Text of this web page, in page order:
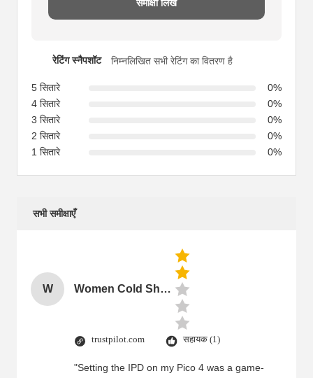
समीक्षा लिखें
रेटिंग स्नैपशॉट निम्नलिखित सभी रेटिंग का वितरण है
5 सितारे
0%
4 सितारे
0%
3 सितारे
0%
2 सितारे
0%
1 सितारे
0%
सभी समीक्षाएँ
W Women Cold Shoulder V Neck Rayon Blouse
trustpilot.com सहायक (1)
"Setting the IPD on my Pico 4 was a game-